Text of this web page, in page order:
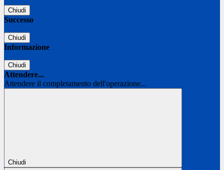
Chiudi
Successo
Chiudi
Informazione
Chiudi
Attendere...
Attendere il completamento dell'operazione...
Chiudi